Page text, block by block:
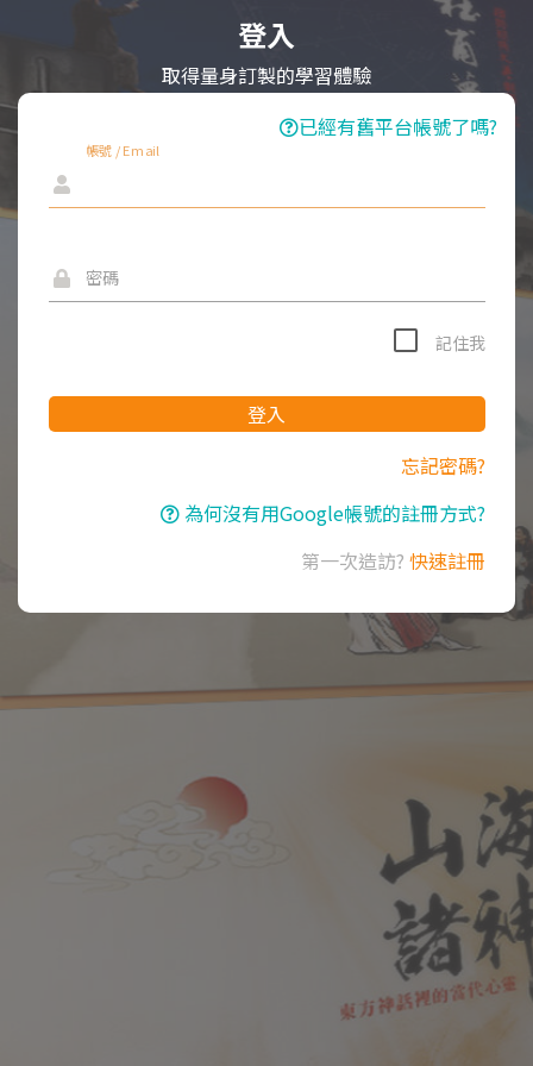
登入
取得量身訂製的學習體驗
已經有舊平台帳號了嗎?
帳號 / Email
密碼
記住我
登入
忘記密碼?
為何沒有用Google帳號的註冊方式?
第一次造訪? 快速註冊